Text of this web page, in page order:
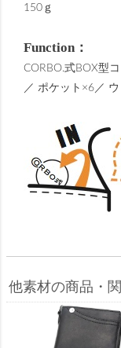
150ｇ
Function：
CORBO.式BOX型
／ ポケット×6／
他素材の商品・